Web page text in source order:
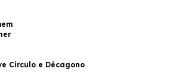
Círculo e Décagono